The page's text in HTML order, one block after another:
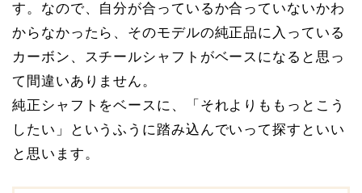
す。なので、自分が合っているか合っていないかわ
からなかったら、そのモデルの純正品に入っている
カーボン、スチールシャフトがベースになると思っ
て間違いありません。
純正シャフトをベースに、「それよりももっとこう
したい」というふうに踏み込んでいって探すといい
と思います。